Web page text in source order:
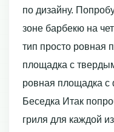
по дизайну.
зоне барбекю на
тип просто ровная
площадка с
ровная площадка с
Беседка Итак
гриля для каждой